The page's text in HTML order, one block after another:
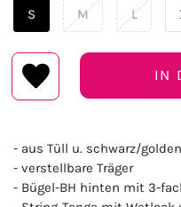
S M L
IN
- aus Tüll u. schwarz/
- verstellbare Träger
- Bügel-BH hinten mit 3-